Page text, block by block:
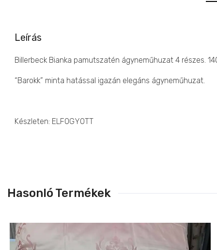
Leírás
Billerbeck Bianka pamutszatén ágyneműhuzat 4 részes.
“Barokk” minta hatással igazán elegáns ágyneműhuzat.
Készleten: ELFOGYOTT
Hasonló Termékek